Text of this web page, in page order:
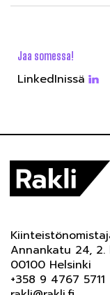
Jaa somessa!
LinkedInissä
Annankatu 24, 2.
00100 Helsinki
+358 9 4767 5711